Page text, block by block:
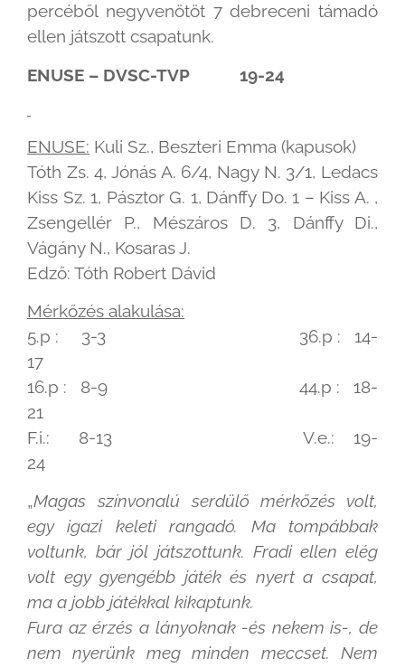
percéből negyvenötöt 7 debreceni támadó
ellen játszott csapatunk.
ENUSE – DVSC-TVP 19-24
ENUSE: Kuli Sz., Beszteri Emma (kapusok)
Tóth Zs. 4, Jónás A. 6/4, Nagy N. 3/1, Ledacs
Kiss Sz. 1, Pásztor G. 1, Dánffy Do. 1 – Kiss A. ,
Zsengellér P., Mészáros D. 3, Dánffy Di.,
Vágány N., Kosaras J.
Edző: Tóth Robert Dávid
Mérkőzés alakulása:
5.p : 3-3 36.p : 14-
17
16.p : 8-9 44.p : 18-
21
F.i.: 8-13 V.e.: 19-
24
„Magas színvonalú serdülő mérkőzés volt,
egy igazi keleti rangadó. Ma tompábbak
voltunk, bár jól játszottunk. Fradi ellen elég
volt egy gyengébb játék és nyert a csapat,
ma a jobb játékkal kikaptunk.
Fura az érzés a lányoknak -és nekem is-, de
nem nyerünk meg minden meccset. Nem